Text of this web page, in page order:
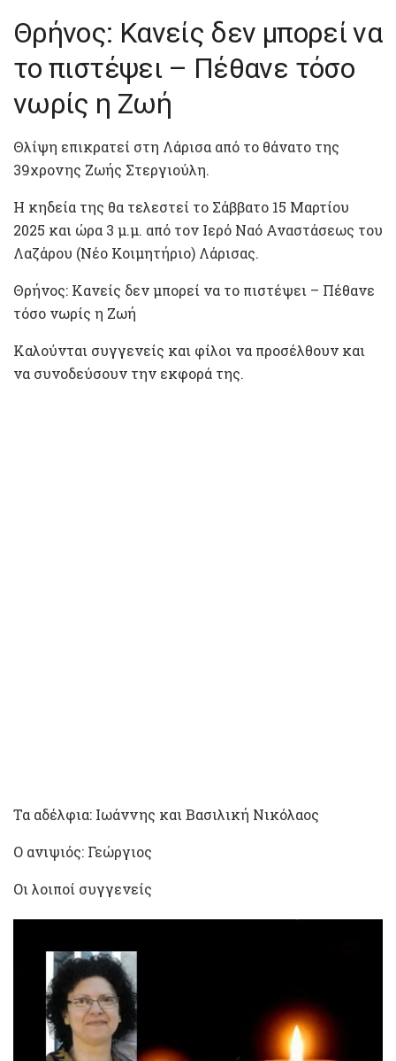
Θρήνος: Κανείς δεν μπορεί να
το πιστέψει – Πέθανε τόσο
νωρίς η Ζωή
Θλίψη επικρατεί στη Λάρισα από το θάνατο της
39χρονης Ζωής Στεργιούλη.
Η κηδεία της θα τελεστεί το Σάββατο 15 Μαρτίου
2025 και ώρα 3 μ.μ. από τον Ιερό Ναό Αναστάσεως του
Λαζάρου (Νέο Κοιμητήριο) Λάρισας.
Θρήνος: Κανείς δεν μπορεί να το πιστέψει – Πέθανε
τόσο νωρίς η Ζωή
Καλούνται συγγενείς και φίλοι να προσέλθουν και
να συνοδεύσουν την εκφορά της.
Τα αδέλφια: Ιωάννης και Βασιλική Νικόλαος
Ο ανιψιός: Γεώργιος
Οι λοιποί συγγενείς